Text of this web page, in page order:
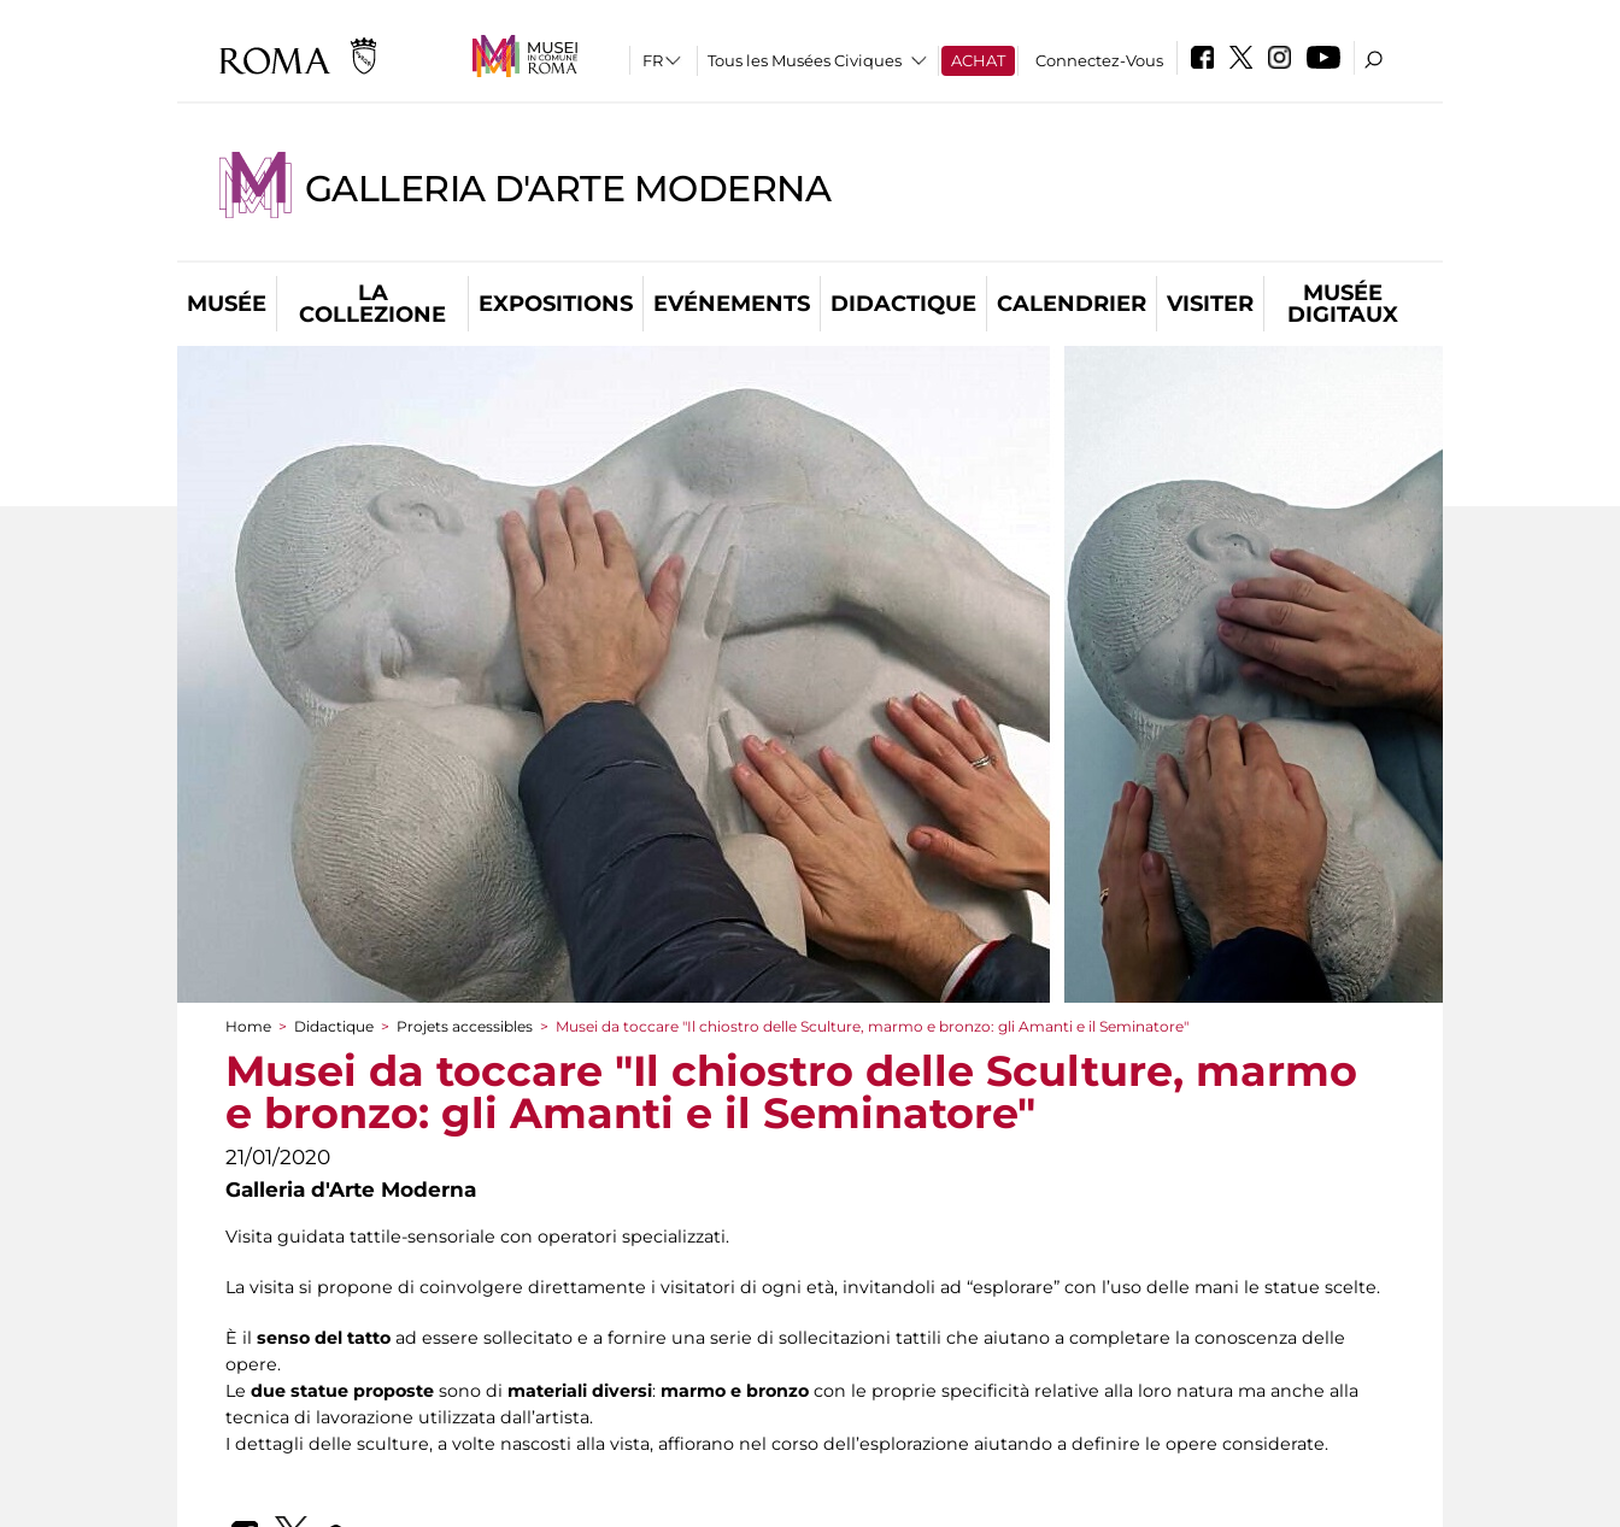
Tous les Musées Civiques ACHAT Connectez-Vous
GALLERIA D'ARTE MODERNA
MUSÉE
LA
COLLEZIONE
EXPOSITIONS EVÉNEMENTS DIDACTIQUE CALENDRIER VISITER
MUSÉE
DIGITAUX
You are here
Home > Didactique > Projets accessibles > Musei da toccare "Il chiostro delle Sculture, marmo e bronzo: gli Amanti e il Seminatore"
Musei da toccare "Il chiostro delle Sculture, marmo
e bronzo: gli Amanti e il Seminatore"
21/01/2020
Galleria d'Arte Moderna
Visita guidata tattile-sensoriale con operatori specializzati.
La visita si propone di coinvolgere direttamente i visitatori di ogni età, invitandoli ad “esplorare” con l’uso delle mani le statue scelte.
È il senso del tatto ad essere sollecitato e a fornire una serie di sollecitazioni tattili che aiutano a completare la conoscenza delle
opere.
Le due statue proposte sono di materiali diversi: marmo e bronzo con le proprie specificità relative alla loro natura ma anche alla
tecnica di lavorazione utilizzata dall’artista.
I dettagli delle sculture, a volte nascosti alla vista, affiorano nel corso dell’esplorazione aiutando a definire le opere considerate.